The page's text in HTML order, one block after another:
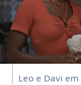
Leo e Davi